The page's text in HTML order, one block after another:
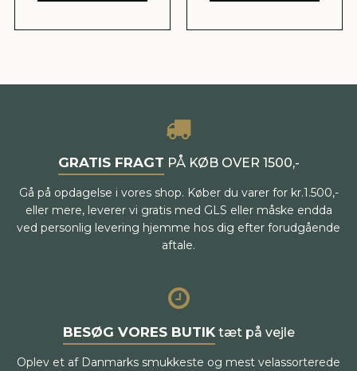
GRATIS FRAGT PÅ KØB OVER 1500,-
Gå på opdagelse i vores shop. Køber du varer for kr.1.500,-
eller mere, leverer vi gratis med GLS eller måske endda
ved personlig levering hjemme hos dig efter forudgående
aftale.
BESØG VORES BUTIKtæt på vejle
Oplev et af Danmarks smukkeste og mest velassorterede